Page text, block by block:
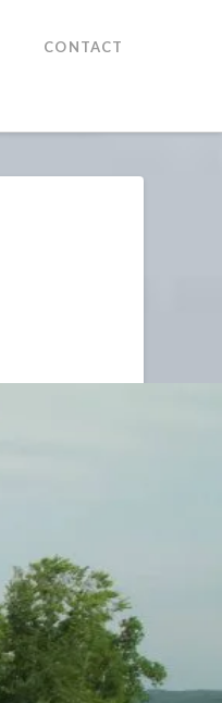
CONTACT